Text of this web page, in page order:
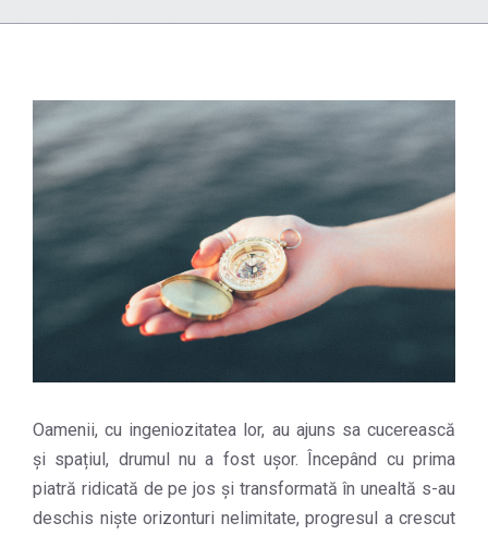
Oamenii, cu ingeniozitatea lor, au ajuns sa cucerească
și spațiul, drumul nu a fost ușor. Începând cu prima
piatră ridicată de pe jos și transformată în unealtă s-au
deschis niște orizonturi nelimitate, progresul a crescut